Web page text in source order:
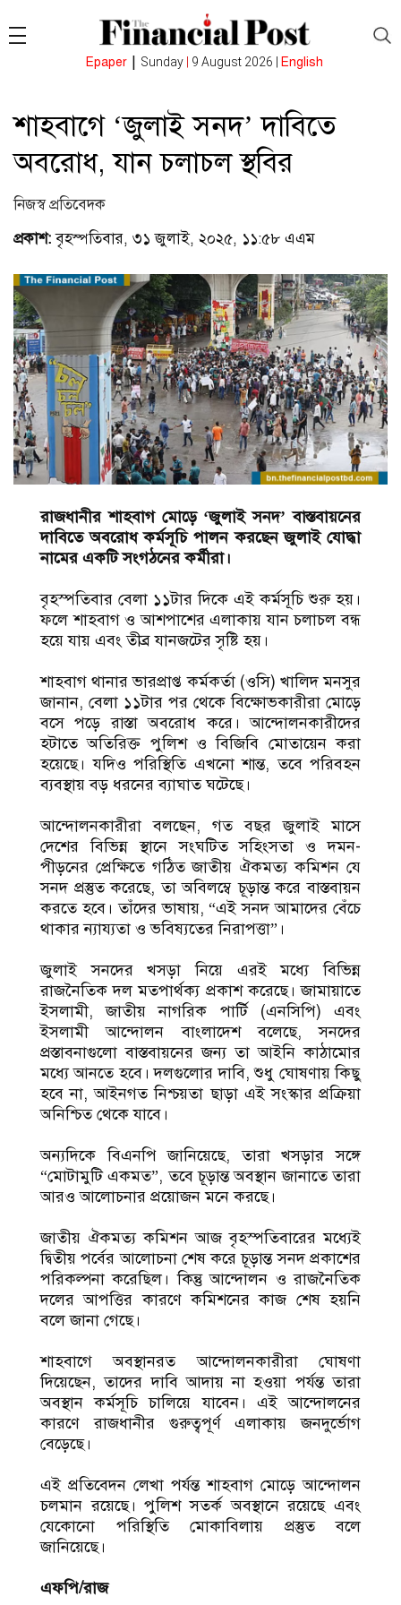
Epaper | Sunday 9 August 2026 | English
শাহবাগে ‘জুলাই সনদ’ দাবিতে
অবরোধ, যান চলাচল স্থবির
নিজস্ব প্রতিবেদক
প্রকাশ:বৃহস্পতিবার, ৩১ জুলাই, ২০২৫, ১১:৫৮ এএম
রাজধানীর শাহবাগ মোড়ে ‘জুলাই সনদ’ বাস্তবায়নের
দাবিতে অবরোধ কর্মসূচি পালন করছেন জুলাই যোদ্ধা
নামের একটি সংগঠনের কর্মীরা।
বৃহস্পতিবার বেলা ১১টার দিকে এই কর্মসূচি শুরু হয়।
ফলে শাহবাগ ও আশপাশের এলাকায় যান চলাচল বন্ধ
হয়ে যায় এবং তীব্র যানজটের সৃষ্টি হয়।
শাহবাগ থানার ভারপ্রাপ্ত কর্মকর্তা (ওসি) খালিদ মনসুর
জানান, বেলা ১১টার পর থেকে বিক্ষোভকারীরা মোড়ে
বসে পড়ে রাস্তা অবরোধ করে। আন্দোলনকারীদের
হটাতে অতিরিক্ত পুলিশ ও বিজিবি মোতায়েন করা
হয়েছে। যদিও পরিস্থিতি এখনো শান্ত, তবে পরিবহন
ব্যবস্থায় বড় ধরনের ব্যাঘাত ঘটেছে।
আন্দোলনকারীরা বলছেন, গত বছর জুলাই মাসে
দেশের বিভিন্ন স্থানে সংঘটিত সহিংসতা ও দমন-
পীড়নের প্রেক্ষিতে গঠিত জাতীয় ঐকমত্য কমিশন যে
সনদ প্রস্তুত করেছে, তা অবিলম্বে চূড়ান্ত করে বাস্তবায়ন
করতে হবে। তাঁদের ভাষায়, “এই সনদ আমাদের বেঁচে
থাকার ন্যায্যতা ও ভবিষ্যতের নিরাপত্তা”।
জুলাই সনদের খসড়া নিয়ে এরই মধ্যে বিভিন্ন
রাজনৈতিক দল মতপার্থক্য প্রকাশ করেছে। জামায়াতে
ইসলামী, জাতীয় নাগরিক পার্টি (এনসিপি) এবং
ইসলামী আন্দোলন বাংলাদেশ বলেছে, সনদের
প্রস্তাবনাগুলো বাস্তবায়নের জন্য তা আইনি কাঠামোর
মধ্যে আনতে হবে। দলগুলোর দাবি, শুধু ঘোষণায় কিছু
হবে না, আইনগত নিশ্চয়তা ছাড়া এই সংস্কার প্রক্রিয়া
অনিশ্চিত থেকে যাবে।
অন্যদিকে বিএনপি জানিয়েছে, তারা খসড়ার সঙ্গে
“মোটামুটি একমত”, তবে চূড়ান্ত অবস্থান জানাতে তারা
আরও আলোচনার প্রয়োজন মনে করছে।
জাতীয় ঐকমত্য কমিশন আজ বৃহস্পতিবারের মধ্যেই
দ্বিতীয় পর্বের আলোচনা শেষ করে চূড়ান্ত সনদ প্রকাশের
পরিকল্পনা করেছিল। কিন্তু আন্দোলন ও রাজনৈতিক
দলের আপত্তির কারণে কমিশনের কাজ শেষ হয়নি
বলে জানা গেছে।
শাহবাগে অবস্থানরত আন্দোলনকারীরা ঘোষণা
দিয়েছেন, তাদের দাবি আদায় না হওয়া পর্যন্ত তারা
অবস্থান কর্মসূচি চালিয়ে যাবেন। এই আন্দোলনের
কারণে রাজধানীর গুরুত্বপূর্ণ এলাকায় জনদুর্ভোগ
বেড়েছে।
এই প্রতিবেদন লেখা পর্যন্ত শাহবাগ মোড়ে আন্দোলন
চলমান রয়েছে। পুলিশ সতর্ক অবস্থানে রয়েছে এবং
যেকোনো পরিস্থিতি মোকাবিলায় প্রস্তুত বলে
জানিয়েছে।
এফপি/রাজ